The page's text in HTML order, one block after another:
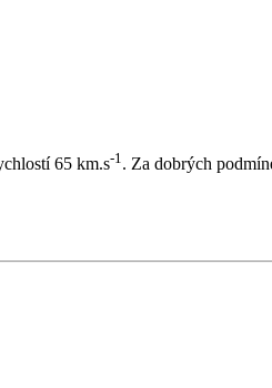
65 km.s-1 . Za dobrých